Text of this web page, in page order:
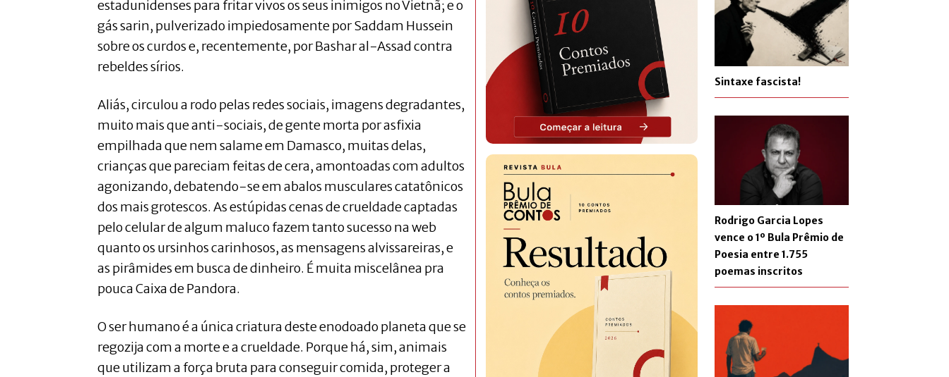
estadunidenses para fritar vivos os seus inimigos no Vietnã; e o
gás sarin, pulverizado impiedosamente por Saddam Hussein
sobre os curdos e, recentemente, por Bashar al-Assad contra
rebeldes sírios.
Aliás, circulou a rodo pelas redes sociais, imagens degradantes,
muito mais que anti-sociais, de gente morta por asfixia
empilhada que nem salame em Damasco, muitas delas,
crianças que pareciam feitas de cera, amontoadas com adultos
agonizando, debatendo-se em abalos musculares catatônicos
dos mais grotescos. As estúpidas cenas de crueldade captadas
pelo celular de algum maluco fazem tanto sucesso na web
quanto os ursinhos carinhosos, as mensagens alvissareiras, e
as pirâmides em busca de dinheiro. É muita miscelânea pra
pouca Caixa de Pandora.
O ser humano é a única criatura deste enodoado planeta que se
regozija com a morte e a crueldade. Porque há, sim, animais
que utilizam a força bruta para conseguir comida, proteger a
Sintaxe fascista!
Rodrigo Garcia Lopes
vence o 1º Bula Prêmio de
Poesia entre 1.755
poemas inscritos